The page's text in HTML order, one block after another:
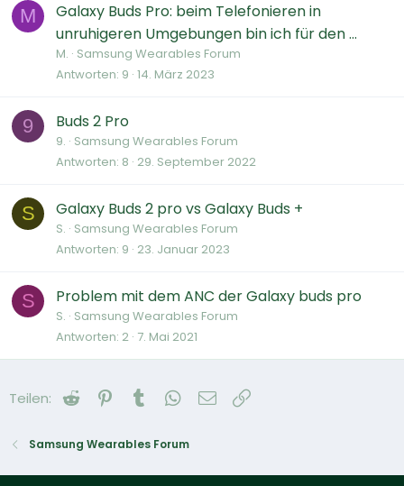
M
Galaxy Buds Pro: beim Telefonieren in
unruhigeren Umgebungen bin ich für den ...
M. Samsung Wearables Forum
Antworten 9 14. März 2023
9 Buds 2 Pro
9. Samsung Wearables Forum
Antworten 8 29. September 2022
S Galaxy Buds 2 pro vs Galaxy Buds +
S. Samsung Wearables Forum
Antworten 9 23. Januar 2023
S Problem mit dem ANC der Galaxy buds pro
S. Samsung Wearables Forum
Antworten 2 7. Mai 2021
Teilen: Reddit Pinterest
Tumblr WhatsApp
E-Mail
Samsung Wearables Forum